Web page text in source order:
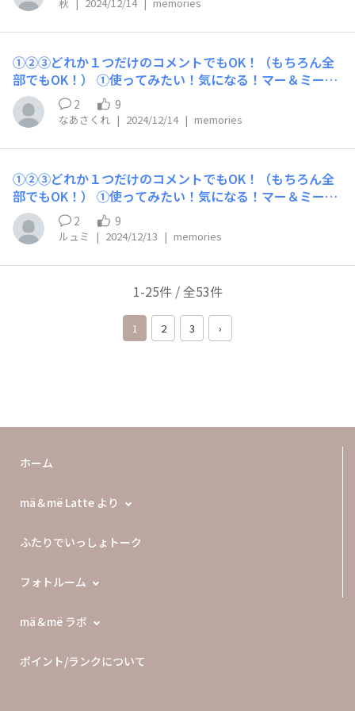
①②③どれか１つだけのコメントでもOK！（もちろん全
部でもOK！） ①使ってみたい！気になる！マー＆ミーア
イテム 乾燥が気になってきたからボディクリーム ②マイ
ベスト！マー＆ミーアイテム リンスインシャンプー ③あ
ったらいいな！マー＆ミーアイテム（←今はない妄想のア
イテム教えてください！） 保湿が完璧に出来るクリーム
2 9
なあさくれ | 2024/12/14 | memories
①②③どれか１つだけのコメントでもOK！（もちろん全
部でもOK！） ①使ってみたい！気になる！マー＆ミーア
イテム 洗い流さないトリートメント ②マイベスト！マー
＆ミーアイテム ③あったらいいな！マー＆ミーアイテム
（←今はない妄想のアイテム教えてください！）
2 9
ルュミ | 2024/12/13 | memories
1-25件 / 全53件
1 2 3 ›
ホーム
mä＆më Latte より
ふたりでいっしょトーク
フォトルーム
mä＆më ラボ
ポイント/ランクについて